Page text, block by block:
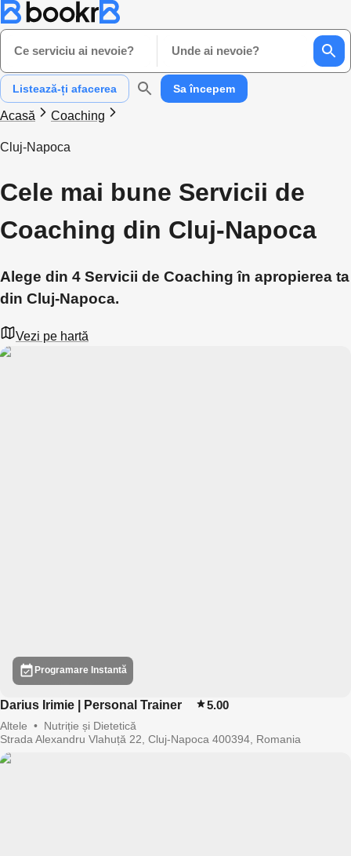
Ce serviciu ai nevoie? Unde ai nevoie?
Listează-ți afacerea Sa începem
Acasă Coaching
Cluj-Napoca
Cele mai bune Servicii de
Coaching din Cluj-Napoca
Alege din 4 Servicii de Coaching în apropierea ta
din Cluj-Napoca.
Vezi pe hartă
Programare Instantă
Darius Irimie | Personal Trainer 5.00
Altele • Nutriție și Dietetică
Strada Alexandru Vlahuță 22, Cluj-Napoca 400394, Romania